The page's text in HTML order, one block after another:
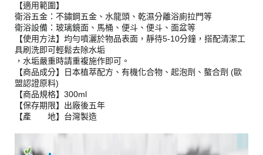
【適用範圍】
衛浴五金：不鏽鋼五金、水龍頭、乾濕分離浴廁拉門等
衛浴設備：玻璃鏡面、馬桶、便斗、便斗、面盆等
【使用方法】均勻噴灑於物品表面，靜待5-10分鐘，搭配清潔工
具刷洗即可輕鬆去除水垢
，水垢嚴重時請重複施作即可。
【商品成分】日本植萃配方、有機化合物、起泡劑、螯合劑 (歐
盟認證原料)
【商品規格】300ml
【保存期限】出廠後五年
【產 地】台灣製造